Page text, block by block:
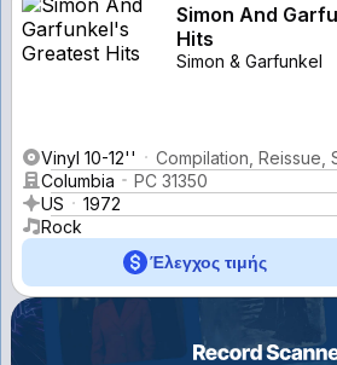
Simon And
Hits
Simon & Garfunkel
Vinyl 10-12''
Compilation, Reissue,
Columbia
PC 31350
US
1972
Rock
Έλεγχος τιμής